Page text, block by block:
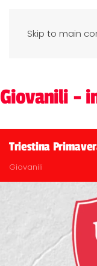
Skip to main
Giovanili -
Triestina
Giovanili